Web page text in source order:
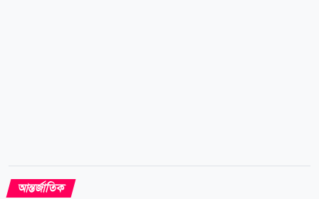
আন্তর্জাতিক